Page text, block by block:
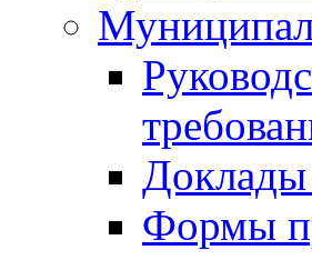
Доклады
Формы